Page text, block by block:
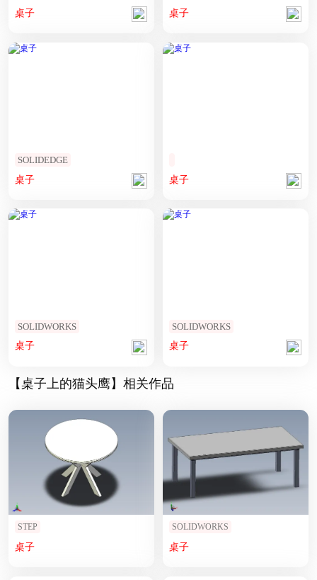
桌子 桌子
SOLIDEDGE
桌子 桌子
SOLIDWORKS
桌子
SOLIDWORKS
桌子
【桌子上的猫头鹰】相关作品
STEP
桌子
SOLIDWORKS
桌子